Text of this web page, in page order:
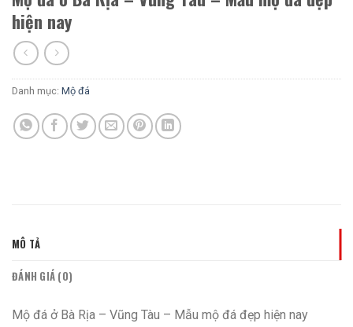
hiện nay
Danh mục: Mộ đá
MÔ TẢ
ĐÁNH GIÁ (0)
Mộ đá ở Bà Rịa – Vũng Tàu – Mẫu mộ đá đẹp hiện nay